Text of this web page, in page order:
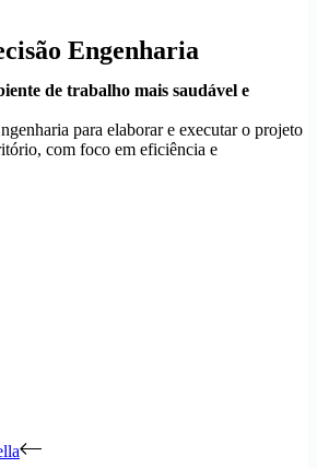
Engenharia
de trabalho mais saudável e
para elaborar e executar o projeto
com foco em eficiência e